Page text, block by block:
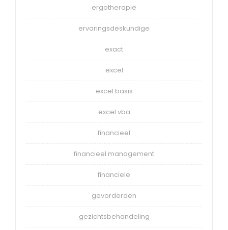
ergotherapie
ervaringsdeskundige
exact
excel
excel basis
excel vba
financieel
financieel management
financiele
gevorderden
gezichtsbehandeling